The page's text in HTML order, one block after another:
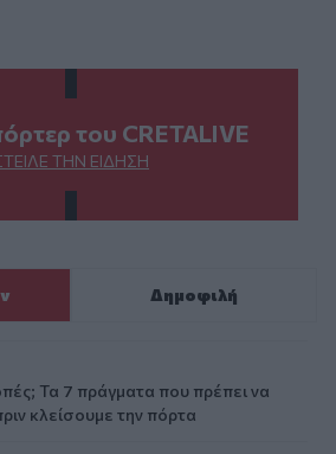
του CRETALIVE
ΤΗΝ ΕΊΔΗΣΗ
Δημοφιλή
Τα 7 πράγματα που πρέπει να
κλείσουμε την πόρτα